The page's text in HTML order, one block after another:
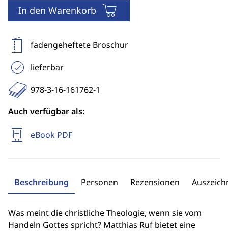
In den Warenkorb
fadengeheftete Broschur
lieferbar
978-3-16-161762-1
Auch verfügbar als:
eBook PDF
Beschreibung Personen Rezensionen
Was meint die christliche Theologie, wenn sie vom
Handeln Gottes spricht? Matthias Ruf bietet eine